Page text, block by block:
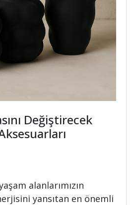
Değiştirecek
alanlarımızın
yansıtan en önemli